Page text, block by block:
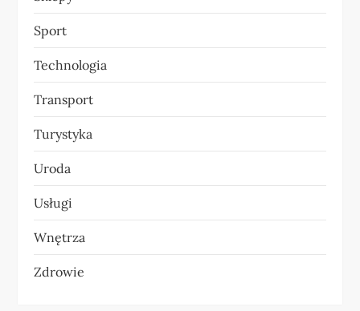
Sport
Technologia
Transport
Turystyka
Uroda
Usługi
Wnętrza
Zdrowie